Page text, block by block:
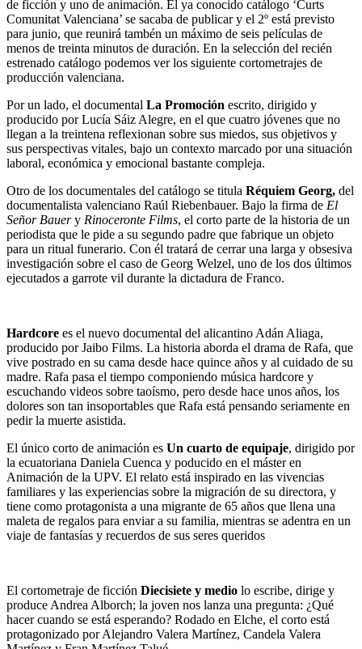
de ficción y uno de animación. El ya conocido catálogo ‘Curts
Comunitat Valenciana’ se sacaba de publicar y el 2º está previsto
para junio, que reunirá tambén un máximo de seis películas de
menos de treinta minutos de duración. En la selección del recién
estrenado catálogo podemos ver los siguiente cortometrajes de
producción valenciana.
Por un lado, el documental La Promoción escrito, dirigido y
producido por Lucía Sáiz Alegre, en el que cuatro jóvenes que no
llegan a la treintena reflexionan sobre sus miedos, sus objetivos y
sus perspectivas vitales, bajo un contexto marcado por una situación
laboral, económica y emocional bastante compleja.
Otro de los documentales del catálogo se titula Réquiem Georg, del
documentalista valenciano Raúl Riebenbauer. Bajo la firma de El
Señor Bauery Rinoceronte Films, el corto parte de la historia de un
periodista que le pide a su segundo padre que fabrique un objeto
para un ritual funerario. Con él tratará de cerrar una larga y obsesiva
investigación sobre el caso de Georg Welzel, uno de los dos últimos
ejecutados a garrote vil durante la dictadura de Franco.
Hardcore es el nuevo documental del alicantino Adán Aliaga,
producido por Jaibo Films. La historia aborda el drama de Rafa, que
vive postrado en su cama desde hace quince años y al cuidado de su
madre. Rafa pasa el tiempo componiendo música hardcore y
escuchando videos sobre taoísmo, pero desde hace unos años, los
dolores son tan insoportables que Rafa está pensando seriamente en
pedir la muerte asistida.
El único corto de animación es Un cuarto de equipaje, dirigido por
la ecuatoriana Daniela Cuenca y poducido en el máster en
Animación de la UPV. El relato está inspirado en las vivencias
familiares y las experiencias sobre la migración de su directora, y
tiene como protagonista a una migrante de 65 años que llena una
maleta de regalos para enviar a su familia, mientras se adentra en un
viaje de fantasías y recuerdos de sus seres queridos
El cortometraje de ficción Diecisiete y medio lo escribe, dirige y
produce Andrea Alborch; la joven nos lanza una pregunta: ¿Qué
hacer cuando se está esperando? Rodado en Elche, el corto está
protagonizado por Alejandro Valera Martínez, Candela Valera